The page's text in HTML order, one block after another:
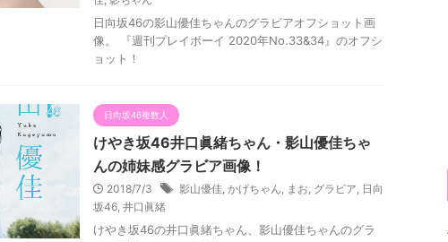
日向坂46の影山優佳ちゃんのグラビアオフショット画
像。 『週刊プレイボーイ 2020年No.33&34』のオフシ
ョット！
日向坂46複数人
けやき坂46井口眞緒ちゃん・影山優佳ちゃ
んの姉妹感グラビア画像！
2018/7/3 影山優佳, かげちゃん, まお, グラビア, 日向
坂46, 井口眞緒
けやき坂46の井口眞緒ちゃん、影山優佳ちゃんのグラ